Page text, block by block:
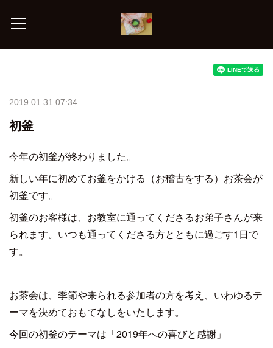
2019.01.31 07:34
初釜
今年の初釜が終わりました。
新しい年に初めてお釜をかける（お稽古をする）お茶会が
初釜です。
初釜のお客様は、お教室に通ってくださるお弟子さんが来
られます。いつも通ってくださる方とともに過ごす1日で
す。
お茶会は、季節や来られる参加者の方を考え、いわゆるテ
ーマを決めておもてなしをいたします。
今回の初釜のテーマは「2019年への喜びと感謝」